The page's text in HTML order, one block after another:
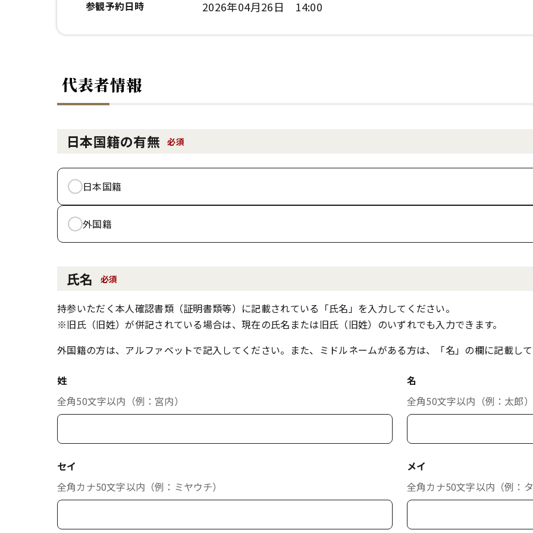
参観予約日時 2026年04月26日 14:00
代表者情報
日本国籍の有無 必須
日本国籍
外国籍
氏名 必須
持参いただく本人確認書類（証明書類等）に記載されている「氏名」を入力してください。
※旧氏（旧姓）が併記されている場合は、現在の氏名または旧氏（旧姓）のいずれでも入力できます。
外国籍の方は、アルファベットで記入してください。また、ミドルネームがある方は、「名」の欄に記載して
姓
全角50文字以内（例：宮内）
名
全角50文字以内（例：太郎）
セイ
全角カナ50文字以内（例：ミヤウチ）
メイ
全角カナ50文字以内（例：タ